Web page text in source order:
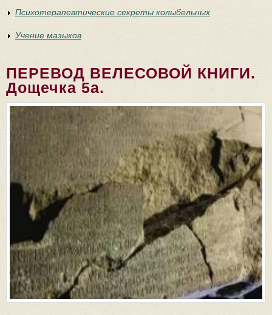
Психотерапевтические секреты колыбельных
Учение мазыков
ПЕРЕВОД ВЕЛЕСОВОЙ КНИГИ.
Дощечка 5а.